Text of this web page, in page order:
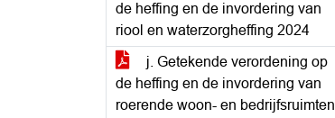
de heffing en de invordering van
riool en waterzorgheffing 2024
j. Getekende verordening op
de heffing en de invordering van
roerende woon- en bedrijfsruimten